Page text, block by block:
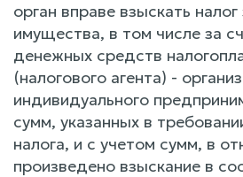
орган вправе взыскать налог
имущества, в том числе за
денежных средств
(налогового агента) -
индивидуального
сумм, указанных в
налога, и с учетом сумм, в
произведено взыскание в